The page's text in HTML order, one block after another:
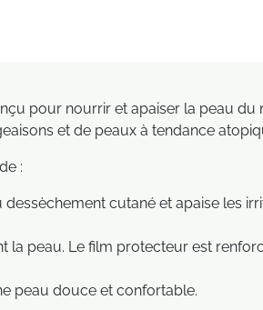
pour nourrir et apaiser la peau
et de peaux à tendance
:
cutané et apaise les
peau. Le film protecteur est
peau douce et confortable.